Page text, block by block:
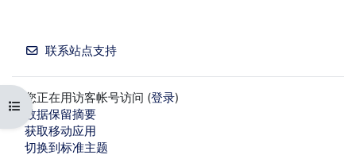
打开课程索引
联系站点支持
您正在用访客帐号访问 (登录)
‎数据保留摘要‎
获取移动应用
切换到标准主题